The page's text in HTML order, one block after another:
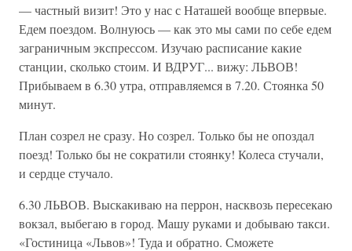
— частный визит! Это у нас с Наташей вообще впервые.
Едем поездом. Волнуюсь — как это мы сами по себе едем
заграничным экспрессом. Изучаю расписание какие
станции, сколько стоим. И ВДРУГ... вижу: ЛЬВОВ!
Прибываем в 6.30 утра, отправляемся в 7.20. Стоянка 50
минут.
План созрел не сразу. Но созрел. Только бы не опоздал
поезд! Только бы не сократили стоянку! Колеса стучали,
и сердце стучало.
6.30 ЛЬВОВ. Выскакиваю на перрон, насквозь пересекаю
вокзал, выбегаю в город. Машу руками и добываю такси.
«Гостиница «Львов»! Туда и обратно. Сможете